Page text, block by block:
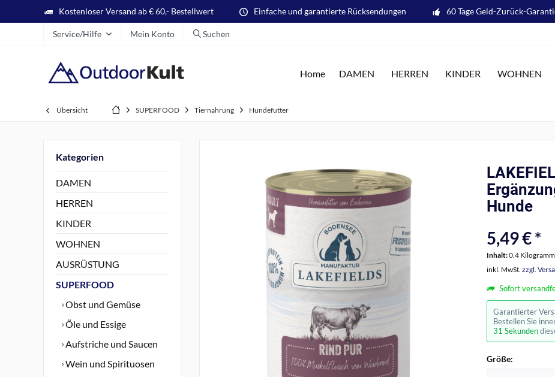
Kostenloser Versand ab € 60,- Bestellwert Einfache und garantierte Rücksendungen 60 Tage Geld-Zurück-
Service/Hilfe Mein Konto Suchen
Home DAMEN HERREN KINDER WOHNEN
Übersicht SUPERFOOD Tiernahrung Hundefutter
Kategorien
DAMEN
HERREN
KINDER
WOHNEN
AUSRÜSTUNG
SUPERFOOD
Obst und Gemüse
Öle und Essige
Aufstriche und Saucen
Wein und Spirituosen
Hunde
5,49 € *
Inhalt:0.4
inkl. MwSt. zzgl.
Sofort
Garantierter
Bestellen Sie
30 Sekunden
Größe: